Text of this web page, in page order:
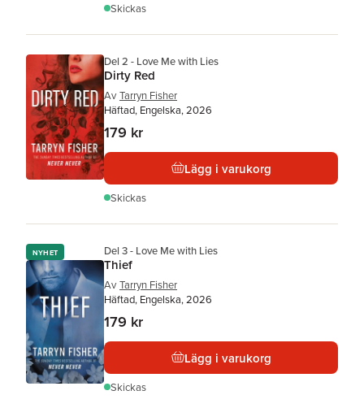
Skickas
Del 2 - Love Me with Lies
Dirty Red
Av Tarryn Fisher
Häftad, Engelska, 2026
179 kr
Lägg i varukorg
Skickas
NYHET Del 3 - Love Me with Lies
Thief
Av Tarryn Fisher
Häftad, Engelska, 2026
179 kr
Lägg i varukorg
Skickas